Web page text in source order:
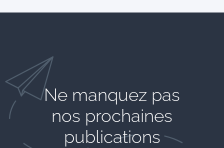
Ne manquez pas
nos prochaines
publications